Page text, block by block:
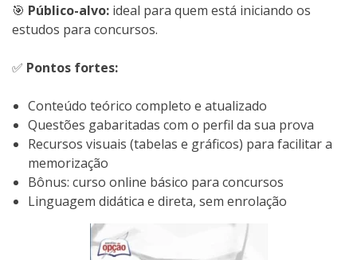
🎯 Público-alvo: ideal para quem está iniciando os
estudos para concursos.
✅ Pontos fortes:
Conteúdo teórico completo e atualizado
Questões gabaritadas com o perfil da sua prova
Recursos visuais (tabelas e gráficos) para facilitar a
memorização
Bônus: curso online básico para concursos
Linguagem didática e direta, sem enrolação